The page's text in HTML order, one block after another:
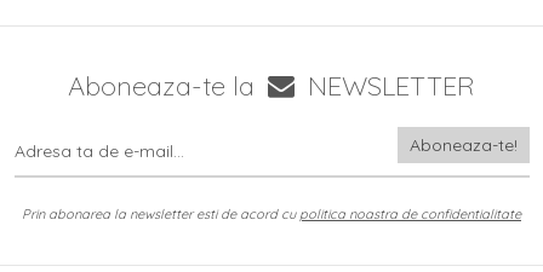
Aboneaza-te la NEWSLETTER
Prin abonarea la newsletter esti de acord cu politica noastra de confidentialitate